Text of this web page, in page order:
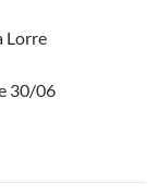
Lorre
30/06